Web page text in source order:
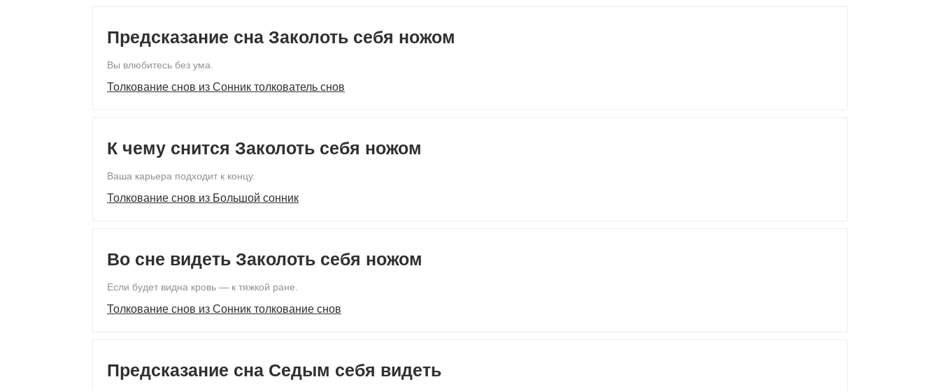
Предсказание сна Заколоть себя ножом
Вы влюбитесь без ума.
Толкование снов из Сонник толкователь снов
К чему снится Заколоть себя ножом
Ваша карьера подходит к концу.
Толкование снов из Большой сонник
Во сне видеть Заколоть себя ножом
Если будет видна кровь — к тяжкой ране.
Толкование снов из Сонник толкование снов
Предсказание сна Седым себя видеть